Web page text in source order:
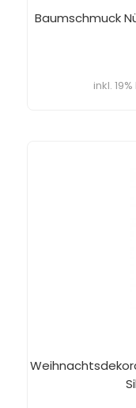
Baumschmuck
inkl.